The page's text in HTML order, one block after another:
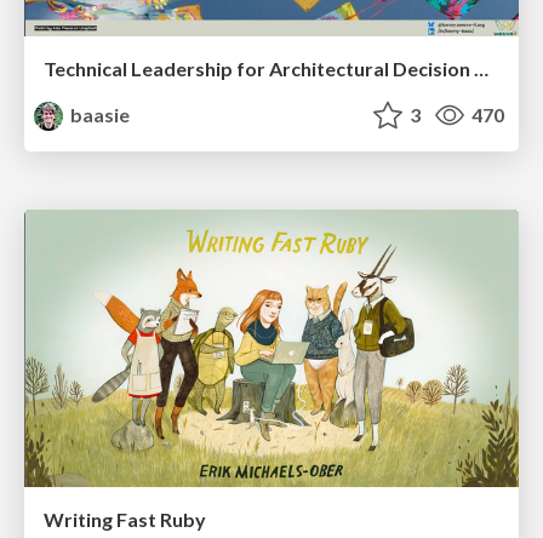
Technical Leadership for Architectural Decision Making
baasie
3 470
Writing Fast Ruby